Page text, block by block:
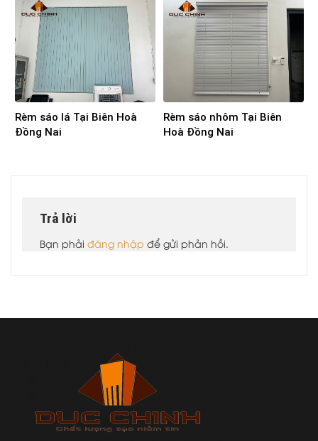
Rèm sáo lá Tại Biên Hoà
Đồng Nai
Rèm sáo nhôm Tại Biên
Hoà Đồng Nai
Trả lời
Bạn phải đăng nhập để gửi phản hồi.